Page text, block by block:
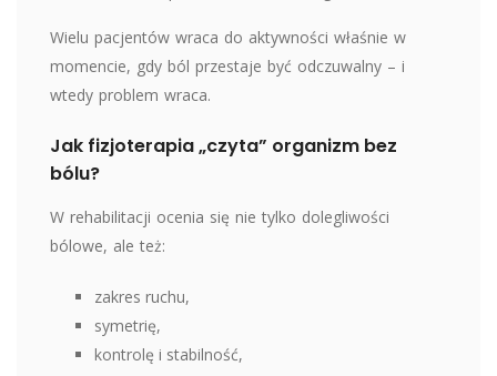
Wielu pacjentów wraca do aktywności właśnie w
momencie, gdy ból przestaje być odczuwalny – i
wtedy problem wraca.
Jak fizjoterapia „czyta” organizm bez
bólu?
W rehabilitacji ocenia się nie tylko dolegliwości
bólowe, ale też:
zakres ruchu,
symetrię,
kontrolę i stabilność,